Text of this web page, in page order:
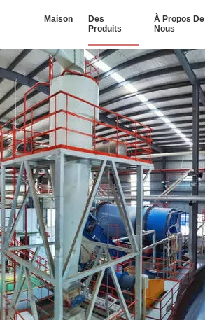
Maison
Des
Produits
À Propos De
Nous